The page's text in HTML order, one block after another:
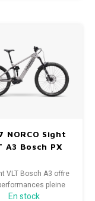
NORCO Sight
A3 Bosch PX
VLT Bosch A3 offre
pleine
sur les sentiers, là
En stock